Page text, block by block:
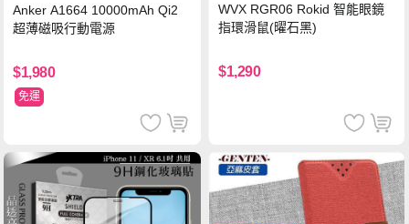
Anker A1664 10000mAh Qi2
超薄磁吸行動電源
$1,980
免運
WVX RGR06 Rokid 智能眼鏡
指環滑鼠(曜石黑)
$1,290